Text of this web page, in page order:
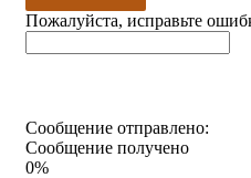
Пожалуйста, исправьте
Сообщение отправлено:
Сообщение получено
0%